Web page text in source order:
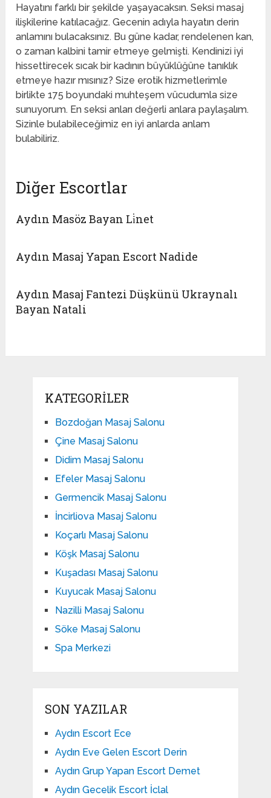
Hayatını farklı bir şekilde yaşayacaksın. Seksi masaj
ilişkilerine katılacağız. Gecenin adıyla hayatın derin
anlamını bulacaksınız. Bu güne kadar, rendelenen kan,
o zaman kalbini tamir etmeye gelmişti. Kendinizi iyi
hissettirecek sıcak bir kadının büyüklüğüne tanıklık
etmeye hazır mısınız? Size erotik hizmetlerimle
birlikte 175 boyundaki muhteşem vücudumla size
sunuyorum. En seksi anları değerli anlara paylaşalım.
Sizinle bulabileceğimiz en iyi anlarda anlam
bulabiliriz.
Diğer Escortlar
Aydın Masöz Bayan Li̇net
Aydın Masaj Yapan Escort Nadide
Aydın Masaj Fantezi Düşkünü Ukraynalı
Bayan Natali
KATEGORILER
Bozdoğan Masaj Salonu
Çine Masaj Salonu
Didim Masaj Salonu
Efeler Masaj Salonu
Germencik Masaj Salonu
İncirliova Masaj Salonu
Koçarlı Masaj Salonu
Köşk Masaj Salonu
Kuşadası Masaj Salonu
Kuyucak Masaj Salonu
Nazilli Masaj Salonu
Söke Masaj Salonu
Spa Merkezi
SON YAZILAR
Aydın Escort Ece
Aydın Eve Gelen Escort Derin
Aydın Grup Yapan Escort Demet
Aydın Gecelik Escort İclal